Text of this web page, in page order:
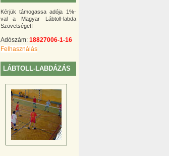
Kérjük támogassa adója 1%-
val a Magyar Lábtoll-labda
Szövetséget!
Adószám: 18827006-1-16
Felhasználás
LÁBTOLL-LABDÁZÁS